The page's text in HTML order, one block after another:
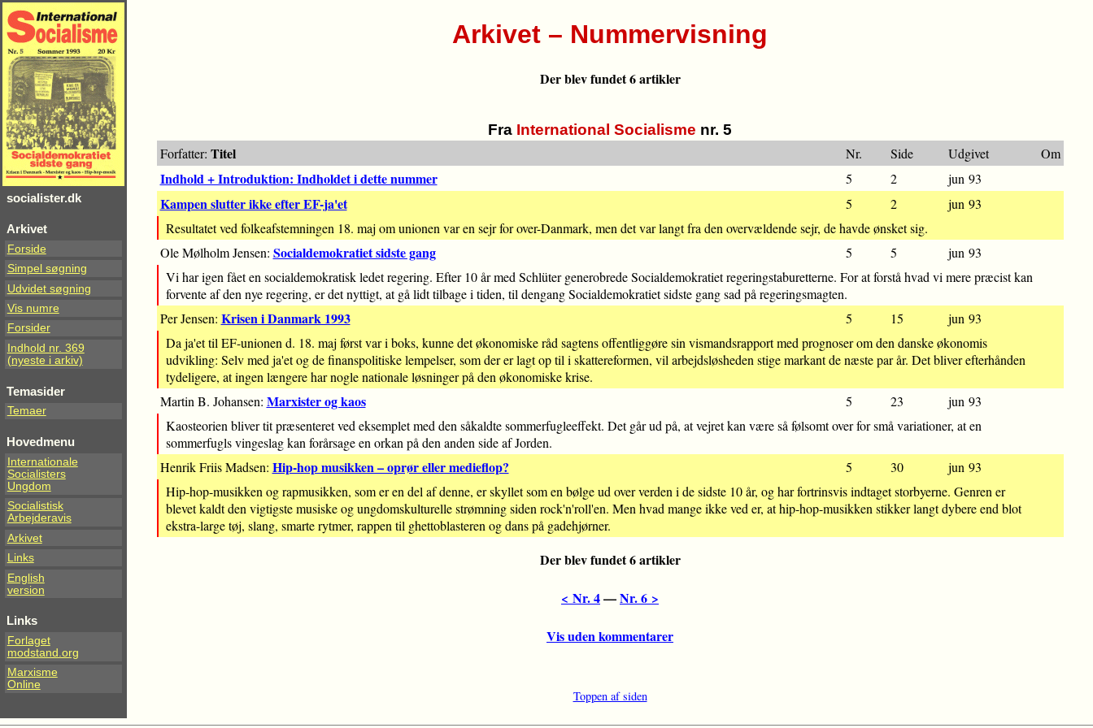
socialister.dk
Arkivet
Forside
Simpel søgning
Udvidet søgning
Vis numre
Forsider
Indhold nr. 369
(nyeste i arkiv)
Temasider
Temaer
Hovedmenu
Internationale
Socialisters
Ungdom
Socialistisk
Arbejderavis
Arkivet
Links
English
version
Links
Forlaget
modstand.org
Marxisme
Online
Arkivet – Nummervisning
Der blev fundet 6 artikler
Fra International Socialisme nr. 5
Forfatter: Titel Nr. Side Udgivet Om
Indhold + Introduktion: Indholdet i dette nummer 5 2 jun 93
Kampen slutter ikke efter EF-ja'et 5 2
jun 93
Resultatet ved folkeafstemningen 18. maj om unionen var en sejr for over-Danmark, men det var langt fra den overvældende sejr, de havde ønsket sig.
Ole Mølholm Jensen: Socialdemokratiet sidste gang 5 5
jun 93
Vi har igen fået en socialdemokratisk ledet regering. Efter 10 år med Schlüter generobrede Socialdemokratiet regeringstaburetterne. For at forstå hvad vi mere præcist kan
forvente af den nye regering, er det nyttigt, at gå lidt tilbage i tiden, til dengang Socialdemokratiet sidste gang sad på regeringsmagten.
Per Jensen: Krisen i Danmark 1993 5 15
jun 93
Da ja'et til EF-unionen d. 18. maj først var i boks, kunne det økonomiske råd sagtens offentliggøre sin vismandsrapport med prognoser om den danske økonomis
udvikling: Selv med ja'et og de finanspolitiske lempelser, som der er lagt op til i skattereformen, vil arbejdsløsheden stige markant de næste par år. Det bliver efterhånden
tydeligere, at ingen længere har nogle nationale løsninger på den økonomiske krise.
Martin B. Johansen: Marxister og kaos 5 23
jun 93
Kaosteorien bliver tit præsenteret ved eksemplet med den såkaldte sommerfugleeffekt. Det går ud på, at vejret kan være så følsomt over for små variationer, at en
sommerfugls vingeslag kan forårsage en orkan på den anden side af Jorden.
Henrik Friis Madsen: Hip-hop musikken – oprør eller medieflop? 5 30
jun 93
Hip-hop-musikken og rapmusikken, som er en del af denne, er skyllet som en bølge ud over verden i de sidste 10 år, og har fortrinsvis indtaget storbyerne. Genren er
blevet kaldt den vigtigste musiske og ungdomskulturelle strømning siden rock'n'roll'en. Men hvad mange ikke ved er, at hip-hop-musikken stikker langt dybere end blot
ekstra-large tøj, slang, smarte rytmer, rappen til ghettoblasteren og dans på gadehjørner.
Der blev fundet 6 artikler
< Nr. 4––Nr. 6 >
Vis uden kommentarer
Toppen af siden